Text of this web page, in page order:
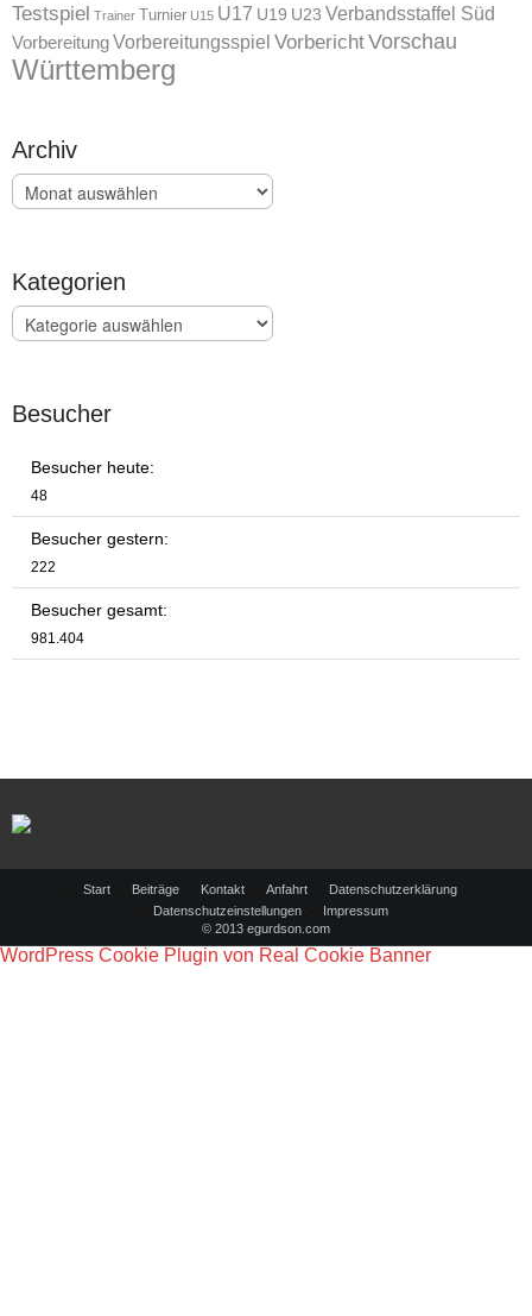
Testspiel Trainer Turnier U15 U17 U19 U23 Verbandsstaffel Süd
VorbereitungVorbereitungsspiel VorberichtVorschau
Württemberg
Archiv
Archiv
Kategorien
Kategorien
Besucher
Besucher heute:
48
Besucher gestern:
222
Besucher gesamt:
981.404
Start Beiträge Kontakt Anfahrt
Datenschutzerklärung
Datenschutzeinstellungen
Impressum
© 2013 egurdson.com
WordPress Cookie Plugin von Real Cookie Banner